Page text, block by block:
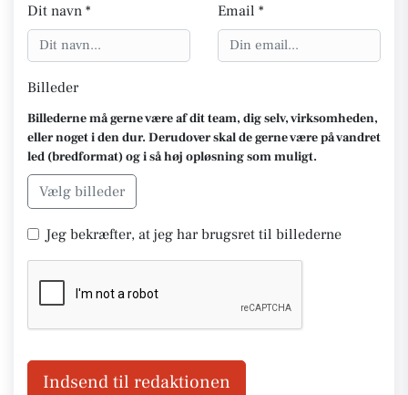
Dit navn *
Email *
Billeder
Billederne må gerne være af dit team, dig selv, virksomheden,
eller noget i den dur. Derudover skal de gerne være på vandret
led (bredformat) og i så høj opløsning som muligt.
Vælg billeder
Jeg bekræfter, at jeg har brugsret til billederne
Indsend til redaktionen